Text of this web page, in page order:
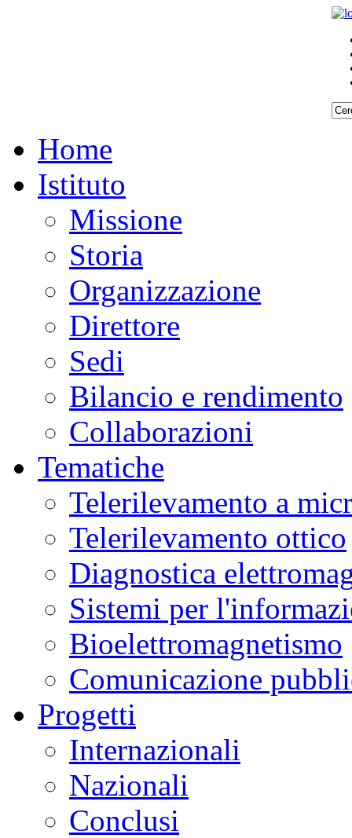
Home
Istituto
Missione
Storia
Organizzazione
Direttore
Sedi
Bilancio e rendimento
Collaborazioni
Tematiche
Telerilevamento a
Telerilevamento ottico
Diagnostica
Sistemi per
Bioelettromagnetismo
Comunicazione
Progetti
Internazionali
Nazionali
Conclusi